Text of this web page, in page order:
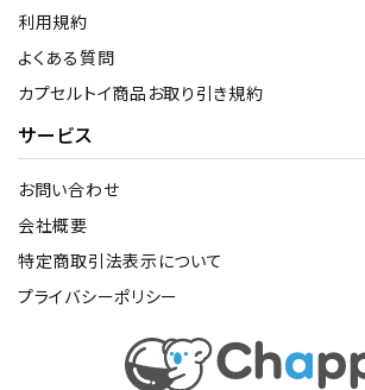
利用規約
よくある質問
カプセルトイ商品お取り引き規約
サービス
お問い合わせ
会社概要
特定商取引法表示について
プライバシーポリシー